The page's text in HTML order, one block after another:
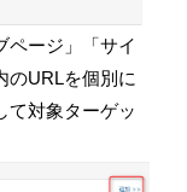
ージ」「サイ
のURLを個別に
て対象ターゲッ